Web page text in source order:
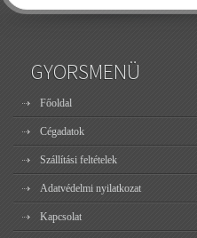
GYORSMENÜ
Főoldal
Cégadatok
Szállítási feltételek
Adatvédelmi nyilatkozat
Kapcsolat